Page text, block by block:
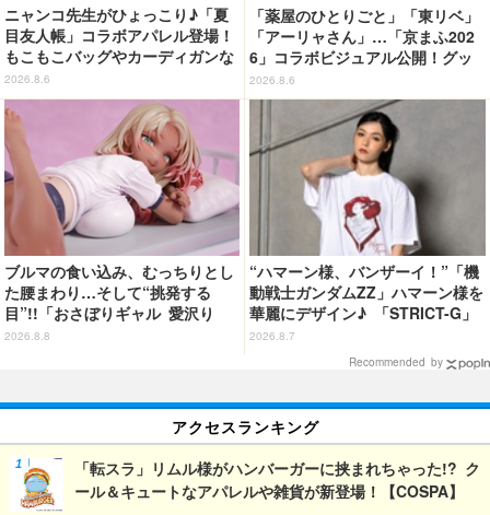
ニャンコ先生がひょっこり♪「夏
目友人帳」コラボアパレル登場！
もこもこバッグやカーディガンな
ど全8型
2026.8.6
「薬屋のひとりごと」「東リベ」
「アーリャさん」…「京まふ202
6」コラボビジュアル公開！グッ
ズなどの最新情報も
2026.8.6
ブルマの食い込み、むっちりとし
た腰まわり…そして“挑発する
目”!!「おさぼりギャル 愛沢り
さ」フィギュアで新登場
2026.8.8
“ハマーン様、バンザーイ！”「機
動戦士ガンダムZZ」ハマーン様を
華麗にデザイン♪ 「STRICT-G」
Tシャツなどミニコレクション登
2026.8.7
Recommended by
アクセスランキング
「転スラ」リムル様がハンバーガーに挟まれちゃった!? ク
ール＆キュートなアパレルや雑貨が新登場！【COSPA】